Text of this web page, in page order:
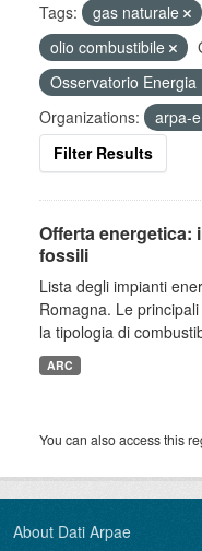
Tags: gas naturale
olio combustibile
Osservatorio
Organizations:
arpa-
Filter Results
Offerta energetica:
fossili
Lista degli impianti
Romagna. Le
la tipologia di
ARC
You can also access this
About Dati Arpae